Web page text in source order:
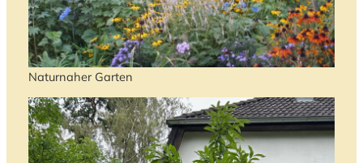
Naturnaher Garten